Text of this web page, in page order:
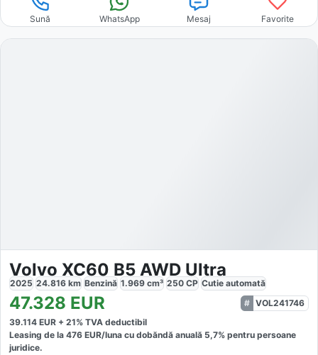
Sună WhatsApp Mesaj Favorite
Volvo XC60 B5 AWD Ultra
2025 24.816 km Benzină 1.969 cm³ 250 CP Cutie automată
47.328 EUR
VOL241746
39.114 EUR + 21% TVA deductibil
Leasing de la 476 EUR/luna cu dobăndă anuală 5,7% pentru persoane
juridice.